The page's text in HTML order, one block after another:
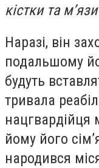
кістки та
Наразі, він
подальшому
будуть
тривала
нацгвардійця
йому його
народився